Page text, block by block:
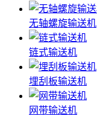
无轴螺旋输送机
链式输送机
埋刮板输送机
网带输送机